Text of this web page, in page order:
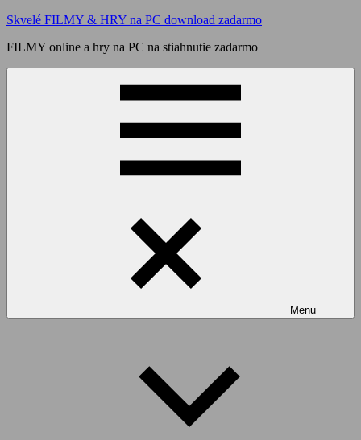
Skip
content
Skvelé FILMY & HRY na PC download zadarmo
FILMY online a hry na PC na stiahnutie zadarmo
Menu